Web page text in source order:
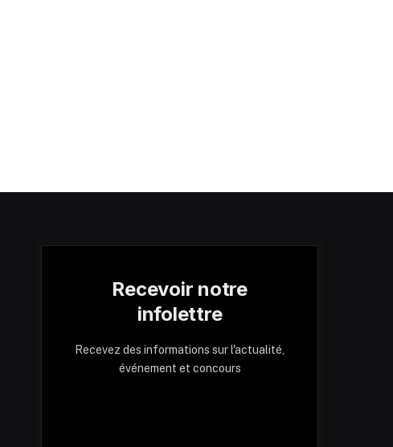
Recevoir notre
infolettre
Recevez des informations sur l'actualité,
événement et concours